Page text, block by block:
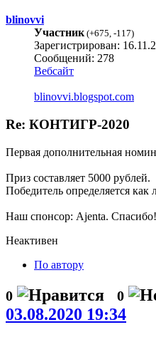
blinovvi
Участник(+675, -117)
Зарегистрирован:
Сообщений: 278
Вебсайт
blinovvi.blogspot.com
Re: КОНТИГР-2020
Первая дополнительная
Приз составляет 5000 рублей.
Победитель определяется
Наш спонсор: Ajenta. Спасибо!
Неактивен
По автору
0 0
03.08.2020 19:34